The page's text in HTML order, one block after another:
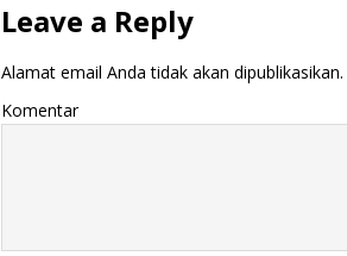
Leave a Reply
Alamat email Anda tidak akan dipublikasikan.
Komentar